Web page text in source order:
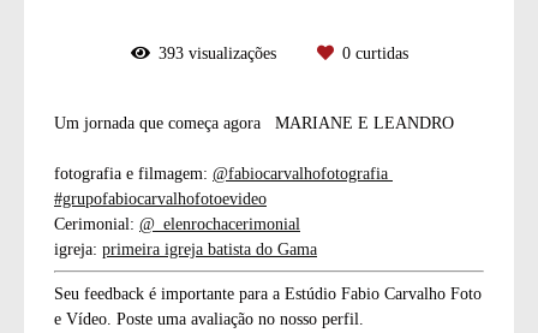
393visualizações 0curtidas
Um jornada que começa agora MARIANE E LEANDRO
fotografia e filmagem: @fabiocarvalhofotografia
#grupofabiocarvalhofotoevideo
Cerimonial: @_elenrochacerimonial
igreja: primeira igreja batista do Gama
Seu feedback é importante para a Estúdio Fabio Carvalho Foto
e Vídeo. Poste uma avaliação no nosso perfil.